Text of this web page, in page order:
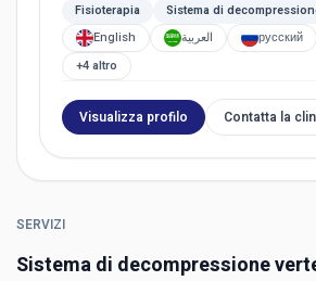
Fisioterapia
Sistema di
English
العربية русский
+4 altro
Visualizza profilo Contatta la
SERVIZI
Sistema di decompressione